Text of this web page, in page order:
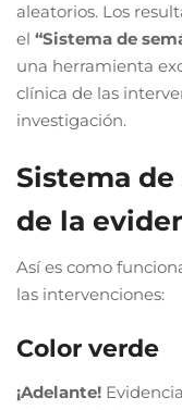
aleatorios. Los
el “Sistema de
una herramienta
clínica de las
investigación.
Sistema
de la
Así es como
las intervenciones:
Color verde
¡Adelante!